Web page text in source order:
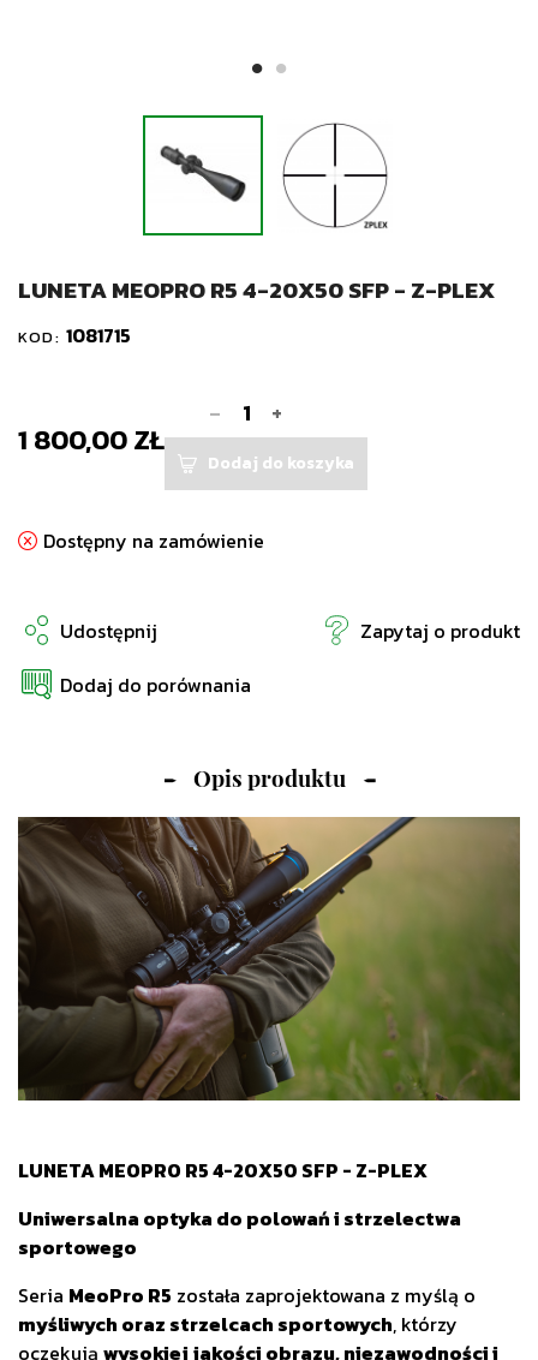
LUNETA MEOPRO R5 4-20X50 SFP - Z-PLEX
KOD: 1081715
1 800,00 ZŁ
- +
Dodaj do koszyka
Dostępny na zamówienie
Udostępnij
Zapytaj o produkt
Dodaj do porównania
Opis produktu
LUNETA MEOPRO R5 4-20X50 SFP - Z-PLEX
Uniwersalna optyka do polowań i strzelectwa
sportowego
Seria MeoPro R5 została zaprojektowana z myślą o
myśliwych oraz strzelcach sportowych, którzy
oczekują wysokiej jakości obrazu, niezawodności i